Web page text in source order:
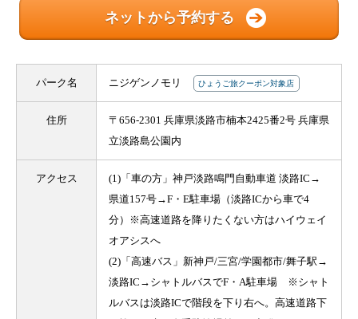
ネットから予約する
パーク名 ニジゲンノモリ ひょうご旅クーポン対象店
住所
〒656-2301 兵庫県淡路市楠本2425番2号 兵庫県
立淡路島公園内
アクセス
(1)「車の方」神戸淡路鳴門自動車道 淡路IC→
県道157号→F・E駐車場（淡路ICから車で4
分）※高速道路を降りたくない方はハイウェイ
オアシスへ
(2)「高速バス」新神戸/三宮/学園都市/舞子駅→
淡路IC→シャトルバスでF・A駐車場 ※シャト
ルバスは淡路ICで階段を下り右へ。高速道路下